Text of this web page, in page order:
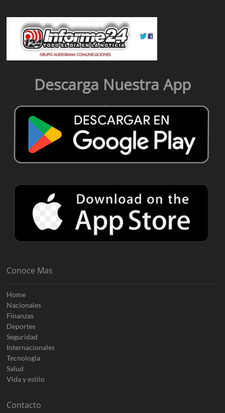
Descarga Nuestra App
Conoce Mas
Home
Nacionales
Finanzas
Deportes
Seguridad
Internacionales
Tecnologia
Salud
Vida y estilo
Contacto